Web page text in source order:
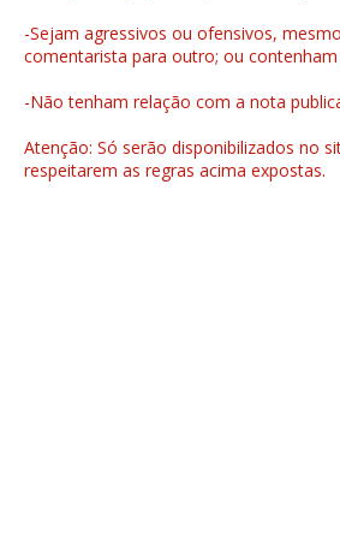
-Sejam agressivos ou ofensivos,
comentarista para outro; ou
-Não tenham relação com a nota
Atenção: Só serão disponibilizados no
respeitarem as regras acima expostas.